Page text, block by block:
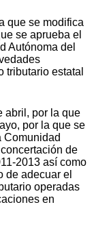
que se modifica
se aprueba el
Autónoma del
tributario estatal
abril, por la que
por la que se
Comunidad
de
2013 así como
de adecuar el
operadas
en